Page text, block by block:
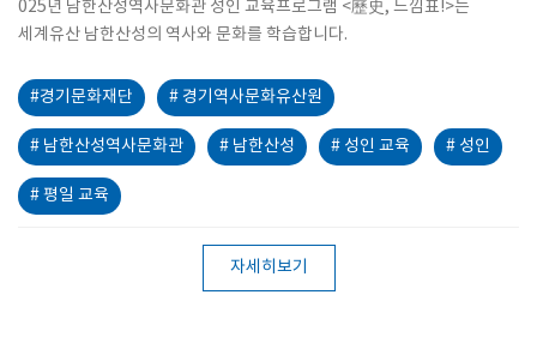
025년 남한산성역사문화관 성인 교육프로그램 <歷史, 느낌표!>는
세계유산 남한산성의 역사와 문화를 학습합니다.
#경기문화재단 # 경기역사문화유산원
# 남한산성역사문화관 # 남한산성 # 성인 교육 # 성인
# 평일 교육
자세히보기